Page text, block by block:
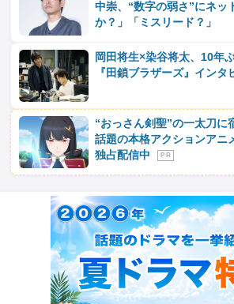
中崇、“数字の弱さ”にネッ
か？」「ミスリード？」
岡田将生×染谷将太、10年
『田鎖ブラザーズ』インタ
“おっさん剣聖”の一太刀
話題の本格アクションア
独占配信中
P R